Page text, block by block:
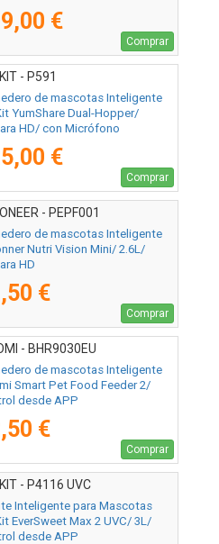
€
Comprar
- P591
de mascotas Inteligente
YumShare Dual-Hopper/
HD/ con Micrófono
€
Comprar
- PEPF001
de mascotas Inteligente
Nutri Vision Mini/ 2.6L/
HD
€
Comprar
- BHR9030EU
de mascotas Inteligente
Smart Pet Food Feeder 2/
desde APP
€
Comprar
- P4116 UVC
Inteligente para Mascotas
EverSweet Max 2 UVC/ 3L/
desde APP